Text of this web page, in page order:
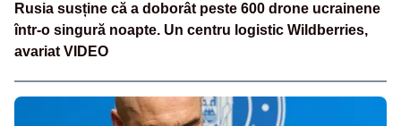
Rusia susține că a doborât peste 600 drone ucrainene
într-o singură noapte. Un centru logistic Wildberries,
avariat VIDEO